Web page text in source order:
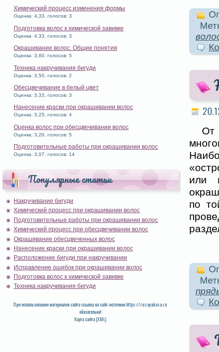
Химический процесс изменения формы
Оценка: 4,33, голосов: 3
Подготовка волос к химической завивке
Оценка: 4,33, голосов: 3
Окрашивание волос. Общие понятия
Оценка: 3,60, голосов: 5
Техника накручивания бигуди
Оценка: 3,50, голосов: 2
Обесцвечивание в белый цвет
Оценка: 3,33, голосов: 3
Нанесение краски при окрашивании волос
Оценка: 3,25, голосов: 4
Оценка волос при обесцвечивании волос
Оценка: 3,20, голосов: 5
Подготовительные работы при окрашивании волос
Оценка: 3,07, голосов: 14
Популярные статьи
Накручивание бигуди
Химический процесс при окрашивании волос
Подготовительные работы при окрашивании волос
Химический процесс при обесцвечивании волос
Окрашивание обесцвеченных волос
Нанесение краски при окрашивании волос
Расположение бигуди при накручивании
Исправление ошибок при окрашивании волос
Подготовка волос к химической завивке
Техника накручивания бигуди
При использовании материалов сайта ссылка на сайт-источник https://rusayakosa.ru
обязательна!
Карта сайта (XML)
От
или
по